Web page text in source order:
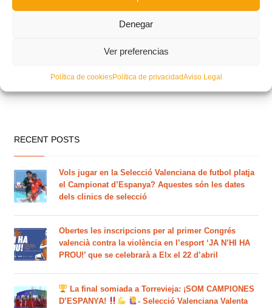
Denegar
Ver preferencias
Política de cookiesPolítica de privacidadAviso Legal
RECENT POSTS
Vols jugar en la Selecció Valenciana de futbol platja
el Campionat d’Espanya? Aquestes són les dates
dels clinics de selecció
Obertes les inscripcions per al primer Congrés
valencià contra la violència en l’esport ‘JA N’HI HA
PROU!’ que se celebrarà a Elx el 22 d’abril
La final somiada a Torrevieja: ¡SOM CAMPIONES
D’ESPANYA!
- Selecció Valenciana Valenta